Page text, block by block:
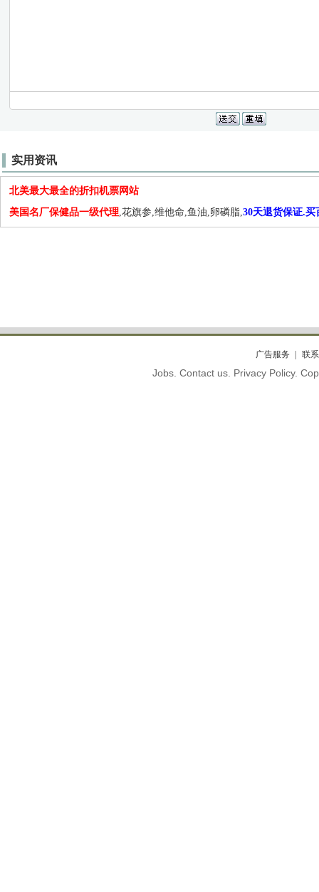
实用资讯
北美最大最全的折扣机票网站
美国名厂保健品一级代理,花旗参,维他命,鱼油,卵磷脂,30天退货保证.买
广告服务 联
Jobs. Contact us. Privacy Policy.